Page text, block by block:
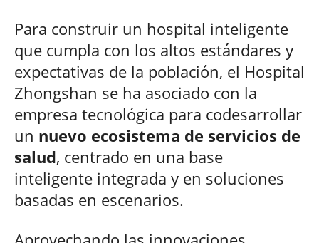
Para construir un hospital inteligente
que cumpla con los altos estándares y
expectativas de la población, el Hospital
Zhongshan se ha asociado con la
empresa tecnológica para codesarrollar
un nuevo ecosistema de servicios de
salud, centrado en una base
inteligente integrada y en soluciones
basadas en escenarios.